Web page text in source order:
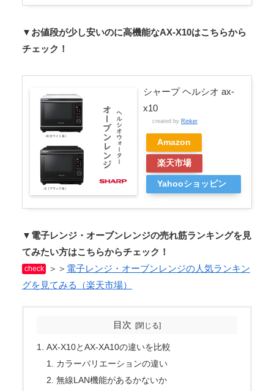
▼お値段が少し安いのに高機能なAX-X10はこちらから
チェック！
シャープ ヘルシオ ax-
x10
created by Rinker
Amazon
楽天市場
Yahooショッピン
▼電子レンジ・オーブンレンジの売れ筋ランキングを見
てみたい方はこちらからチェック！
check ＞＞ 電子レンジ・オーブンレンジの人気ランキン
グを見てみる（楽天市場）
目次
AX-X10とAX-XA10の違いを比較
カラーバリエーションの違い
無線LAN機能があるかないか